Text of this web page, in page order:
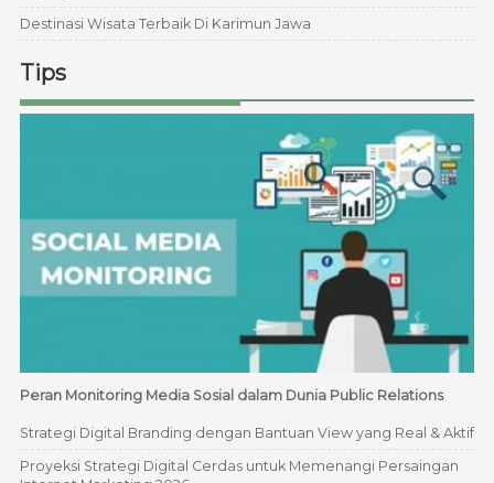
Destinasi Wisata Terbaik Di Karimun Jawa
Tips
Peran Monitoring Media Sosial dalam Dunia Public Relations
Strategi Digital Branding dengan Bantuan View yang Real & Aktif
Proyeksi Strategi Digital Cerdas untuk Memenangi Persaingan